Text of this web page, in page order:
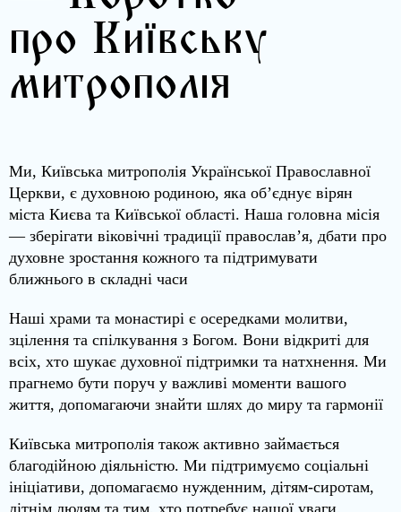
про Київську
митрополія
Ми, Київська митрополія Української Православної
Церкви, є духовною родиною, яка об’єднує вірян
міста Києва та Київської області. Наша головна місія
— зберігати віковічні традиції православ’я, дбати про
духовне зростання кожного та підтримувати
ближнього в складні часи
Наші храми та монастирі є осередками молитви,
зцілення та спілкування з Богом. Вони відкриті для
всіх, хто шукає духовної підтримки та натхнення. Ми
прагнемо бути поруч у важливі моменти вашого
життя, допомагаючи знайти шлях до миру та гармонії
Київська митрополія також активно займається
благодійною діяльністю. Ми підтримуємо соціальні
ініціативи, допомагаємо нужденним, дітям-сиротам,
літнім людям та тим, хто потребує нашої уваги.